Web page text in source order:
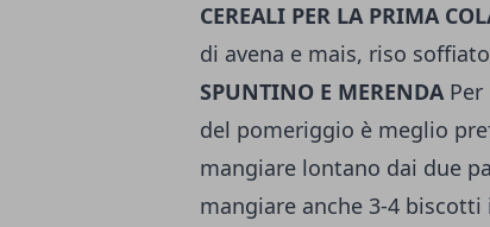
CEREALI PER LA PRIMA
di avena e mais, riso
SPUNTINO E MERENDAPer
del pomeriggio è meglio
mangiare lontano dai due
mangiare anche 3-4